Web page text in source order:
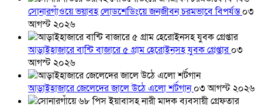
সোনারগাঁওয়ে ভয়াবহ লোডশেডিংয়ে জনজীবন চরমভাবে বিপর্যস্ত০৩
আগস্ট ২০২৬
আড়াইহাজারে বান্টি বাজারে ৫ গ্রাম হেরোইনসহ যুবক গ্রেপ্তার০৩
আগস্ট ২০২৬
আড়াইহাজারে জেলেদের জালে উঠে এলো শর্টগান০৩ আগস্ট ২০২৬